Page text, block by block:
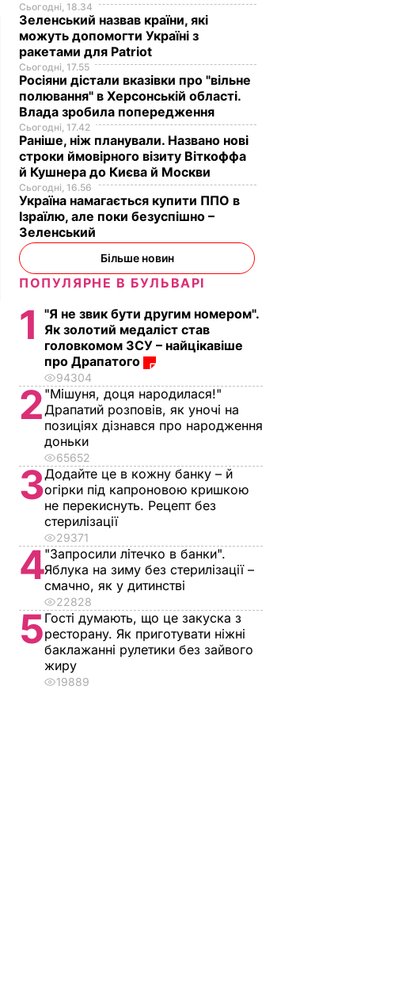
Сьогодні, 18.34
Зеленський назвав країни, які
можуть допомогти Україні з
ракетами для Patriot
Сьогодні, 17.55
Росіяни дістали вказівки про "вільне
полювання" в Херсонській області.
Влада зробила попередження
Сьогодні, 17.42
Раніше, ніж планували. Названо нові
строки ймовірного візиту Віткоффа
й Кушнера до Києва й Москви
Сьогодні, 16.56
Україна намагається купити ППО в
Ізраїлю, але поки безуспішно –
Зеленський
Більше новин
ПОПУЛЯРНЕ В БУЛЬВАРІ
1
"Я не звик бути другим номером".
Як золотий медаліст став
головкомом ЗСУ – найцікавіше
про Драпатого
94304
2 "Мішуня, доця народилася!"
Драпатий розповів, як уночі на
позиціях дізнався про народження
доньки
65652
3Додайте це в кожну банку – й
огірки під капроновою кришкою
не перекиснуть. Рецепт без
стерилізації
29371
4"Запросили літечко в банки".
Яблука на зиму без стерилізації –
смачно, як у дитинстві
22828
5Гості думають, що це закуска з
ресторану. Як приготувати ніжні
баклажанні рулетики без зайвого
жиру
19889